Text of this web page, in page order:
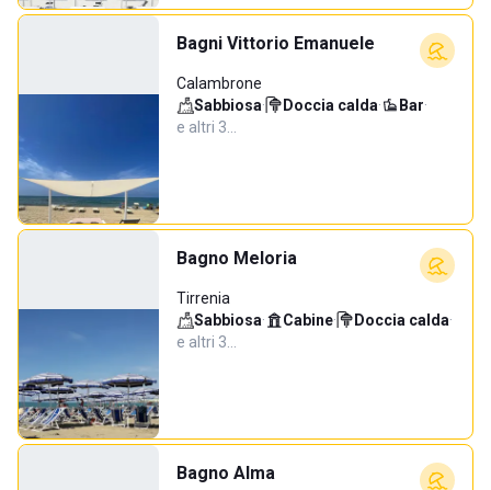
Bagni Vittorio Emanuele
Calambrone
Sabbiosa· Doccia calda· Bar·
e altri 3…
Bagno Meloria
Tirrenia
Sabbiosa· Cabine· Doccia calda·
e altri 3…
Bagno Alma